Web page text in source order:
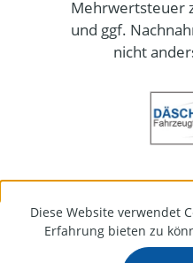
Mehrwertsteuer
und ggf.
nicht
Diese Website verwendet
Erfahrung bieten zu